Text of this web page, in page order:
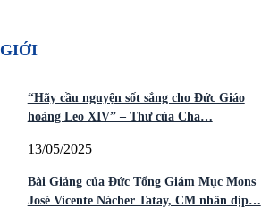
“Hãy cầu nguyện sốt sắng cho Đức Giáo
hoàng Leo XIV” – Thư của Cha…
13/05/2025
Bài Giảng của Đức Tổng Giám Mục Mons
José Vicente Nácher Tatay, CM nhân dịp…